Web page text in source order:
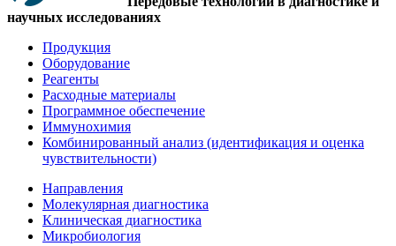
научных исследованиях
Продукция
Оборудование
Реагенты
Расходные материалы
Программное обеспечение
Иммунохимия
Комбинированный анализ (идентификация и оценка
чувствительности)
Направления
Молекулярная диагностика
Клиническая диагностика
Микробиология